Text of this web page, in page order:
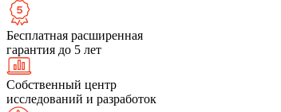
Бесплатная расширенная
гарантия до 5 лет
Собственный центр
исследований и разработок